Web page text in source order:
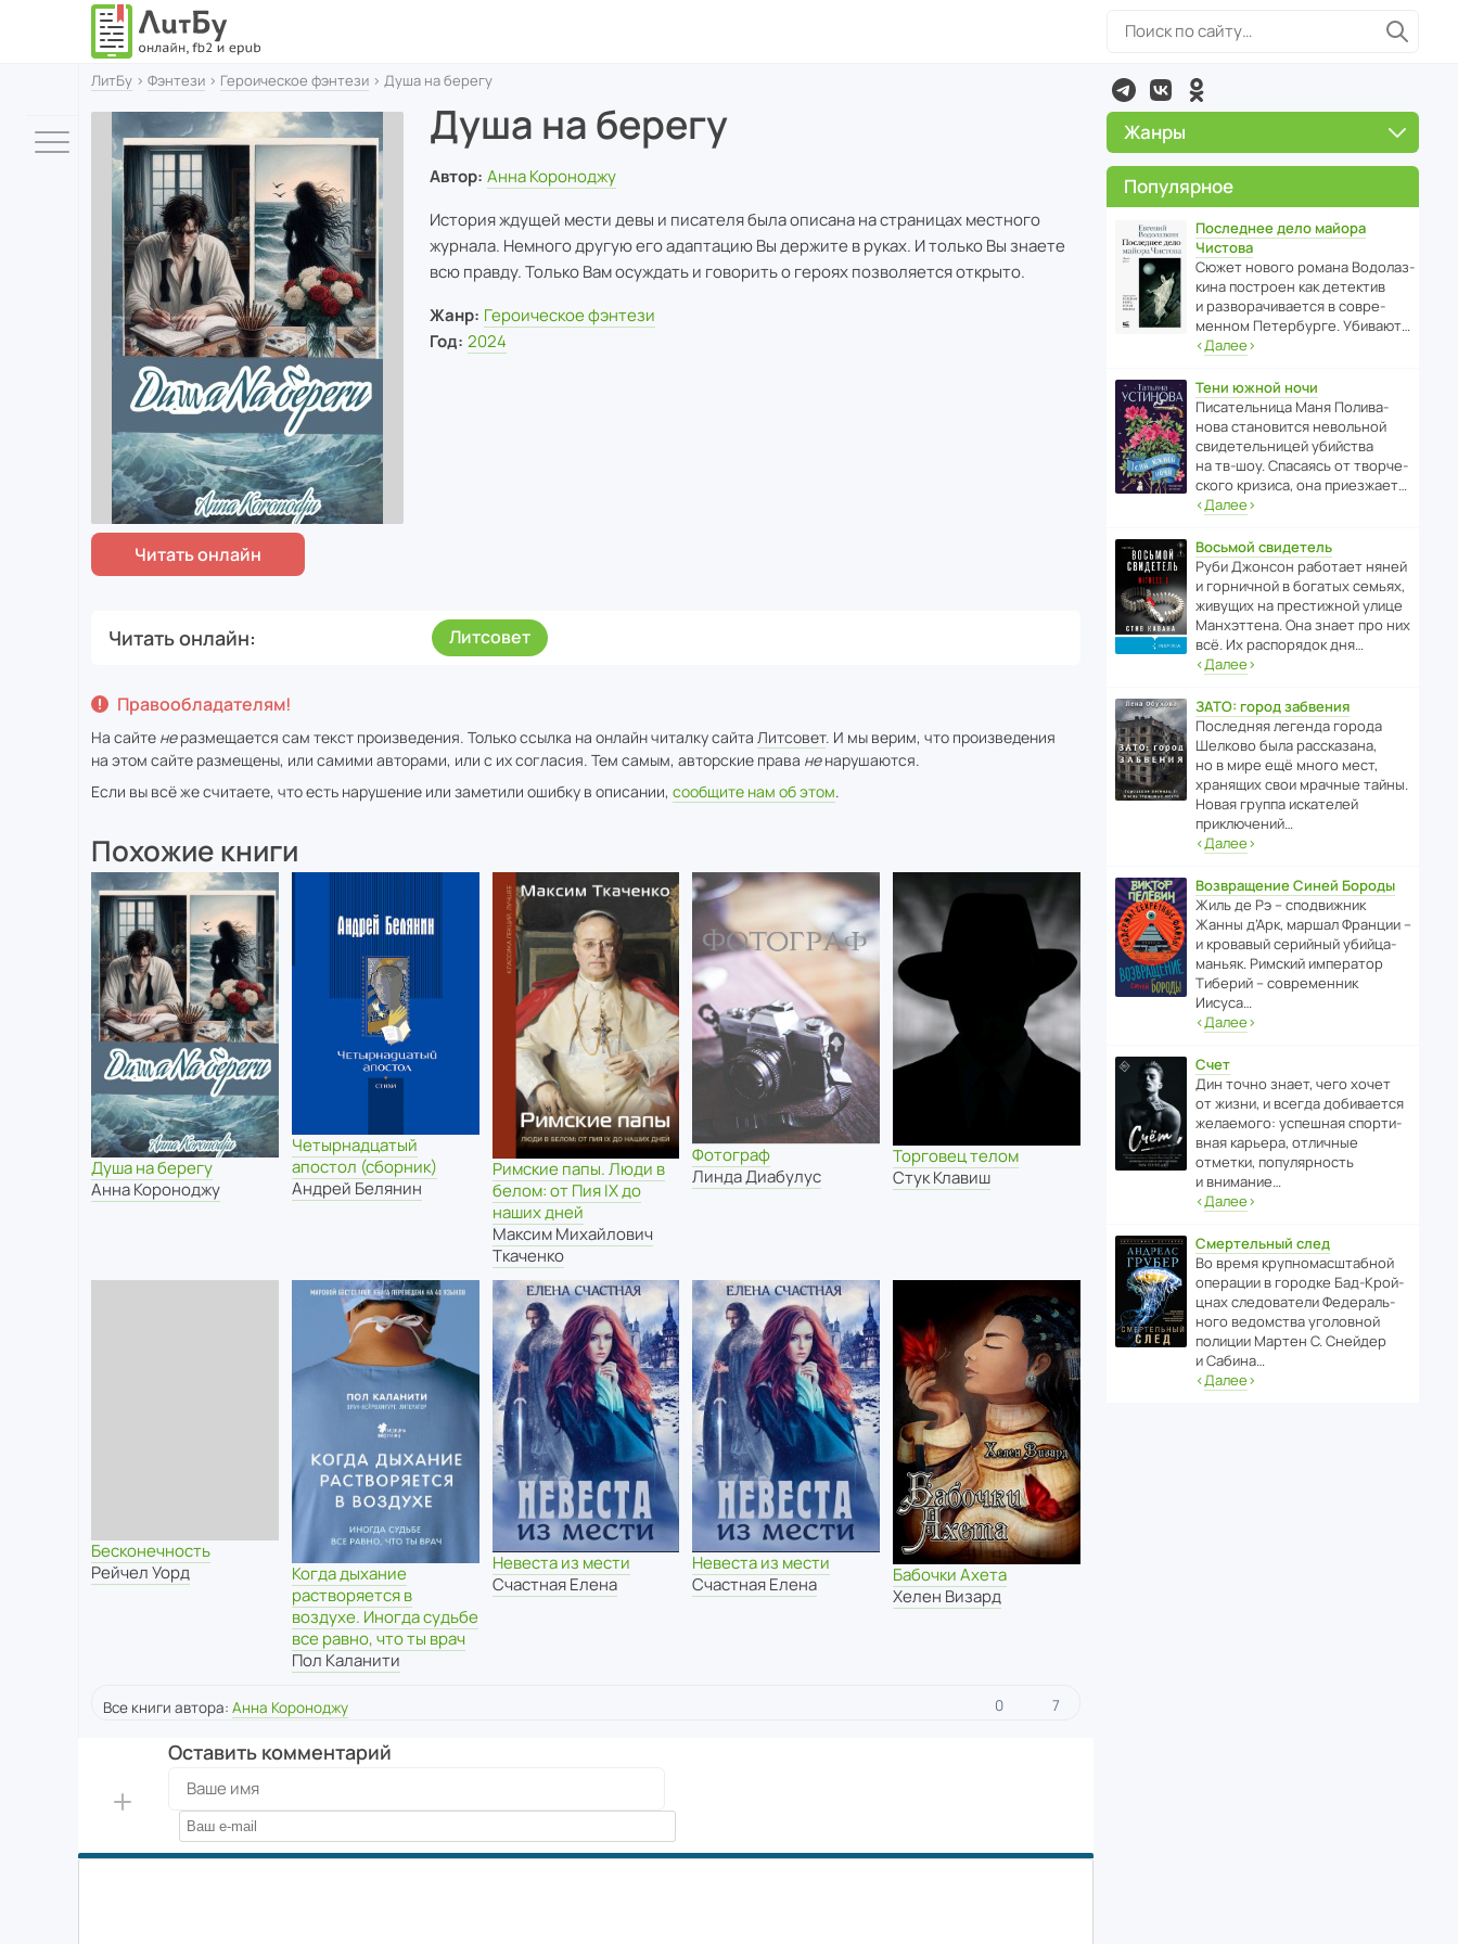
ЛитБу › Фэнтези › Героическое фэнтези › Душа на берегу
Душа на берегу
Автор: Анна Короноджу
История ждущей мести девы и писателя была описана на страницах местного
журнала. Немного другую его адаптацию Вы держите в руках. И только Вы знаете
всю правду. Только Вам осуждать и говорить о героях позволяется открыто.
Жанр: Героическое фэнтези
Год: 2024
Читать онлайн Литсовет
Правообладателям!
На сайте неразмещается сам текст произведения. Только ссылка на онлайн читалку сайта Литсовет. И мы верим, что произведения
на этом сайте размещены, или самими авторами, или с их согласия. Тем самым, авторские права ненарушаются.
Если вы всё же считаете, что есть нарушение или заметили ошибку в описании, сообщите нам об этом.
Похожие книги
Душа на берегу
Анна Короноджу
Четырнадцатый
апостол (сборник)
Андрей Белянин
Римские папы. Люди в
белом: от Пия IX до
наших дней
Максим Михайлович
Ткаченко
Фотограф
Линда Диабулус
Торговец телом
Стук Клавиш
Бесконечность
Рейчел Уорд
Когда дыхание
растворяется в
воздухе. Иногда судьбе
все равно, что ты врач
Пол Каланити
Невеста из мести
Счастная Елена
Невеста из мести
Счастная Елена
Бабочки Ахета
Хелен Визард
Все книги автора: Анна Короноджу 0 7
Оставить комментарий
Жанры
Популярное
Последнее дело майора
Чистова
Сюжет нового романа Водо­ла­з­
кина пост­роен как дете­ктив
и разво­ра­чи­ва­ется в совре­
менном Пете­р­бурге. Убивают…
‹Далее›
Тени южной ночи
Писа­тель­ница Маня Поли­ва­
нова стано­вится невольной
свиде­тель­ницей убийства
на тв-шоу. Спасаясь от твор­че­
с­кого кризиса, она приезжает…
‹Далее›
Восьмой свидетель
Руби Джонсон рабо­тает няней
и горни­чной в богатых семьях,
живущих на прес­ти­жной улице
Манх­эт­тена. Она знает про них
всё. Их распо­рядок дня…
‹Далее›
ЗАТО: город забвения
После­дняя легенда города
Шелково была расска­зана,
но в мире ещё много мест,
хранящих свои мрачные тайны.
Новая группа иска­телей
приключений…
‹Далее›
Возвращение Синей Бороды
Жиль де Рэ – спод­ви­жник
Жанны д’Арк, маршал Франции –
и кровавый серийный убийца-
маньяк. Римский импе­ратор
Тиберий – совре­менник
Иисуса…
‹Далее›
Счет
Дин точно знает, чего хочет
от жизни, и всегда доби­ва­ется
жела­е­мого: успе­шная спор­ти­
вная карьера, отли­чные
отметки, попу­ля­р­ность
и внимание…
‹Далее›
Смертельный след
Во время круп­но­мас­ш­та­бной
операции в городке Бад‑Крой­
цнах следо­ва­тели Феде­раль­
ного ведомства уголо­вной
полиции Мартен С. Снейдер
и Сабина…
‹Далее›